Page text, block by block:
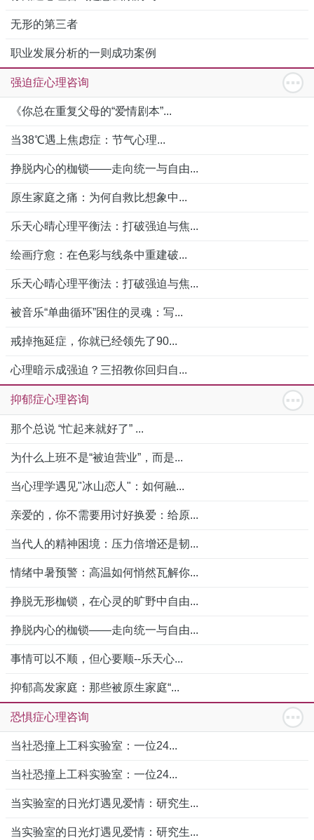
无形的第三者
职业发展分析的一则成功案例
强迫症心理咨询
《你总在重复父母的“爱情剧本”...
当38℃遇上焦虑症：节气心理...
挣脱内心的枷锁——走向统一与自由...
原生家庭之痛：为何自救比想象中...
乐天心晴心理平衡法：打破强迫与焦...
绘画疗愈：在色彩与线条中重建破...
乐天心晴心理平衡法：打破强迫与焦...
被音乐“单曲循环”困住的灵魂：写...
戒掉拖延症，你就已经领先了90...
心理暗示成强迫？三招教你回归自...
抑郁症心理咨询
那个总说 “忙起来就好了” ...
为什么上班不是“被迫营业”，而是...
当心理学遇见"冰山恋人"：如何融...
亲爱的，你不需要用讨好换爱：给原...
当代人的精神困境：压力倍增还是韧...
情绪中暑预警：高温如何悄然瓦解你...
挣脱无形枷锁，在心灵的旷野中自由...
挣脱内心的枷锁——走向统一与自由...
事情可以不顺，但心要顺--乐天心...
抑郁高发家庭：那些被原生家庭“...
恐惧症心理咨询
当社恐撞上工科实验室：一位24...
当社恐撞上工科实验室：一位24...
当实验室的日光灯遇见爱情：研究生...
当实验室的日光灯遇见爱情：研究生...